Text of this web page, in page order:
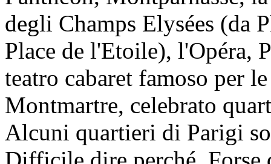
degli Champs Elysées (da
Place de l'Etoile), l'Opéra,
teatro cabaret famoso per
Montmartre, celebrato
Alcuni quartieri di Parigi